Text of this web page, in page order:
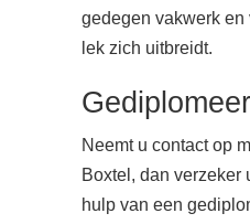
gedegen vakwerk en
lek zich uitbreidt.
Neemt u contact op
Boxtel, dan verzeker
hulp van een